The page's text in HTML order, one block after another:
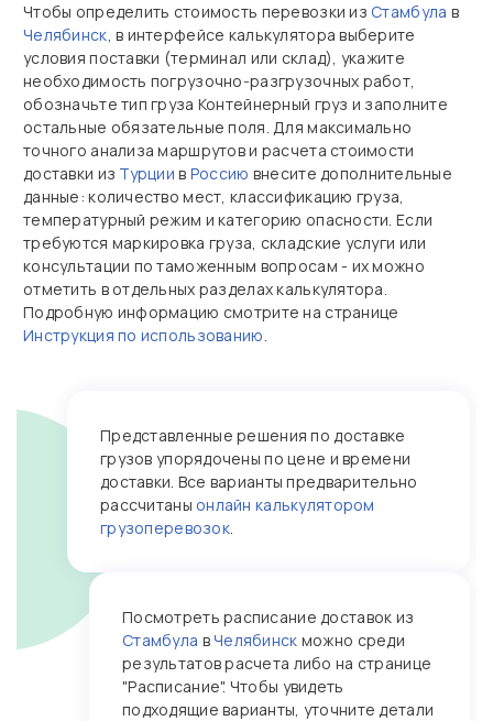
Чтобы определить стоимость перевозки из Стамбула в
Челябинск, в интерфейсе калькулятора выберите
условия поставки (терминал или склад), укажите
необходимость погрузочно‑разгрузочных работ,
обозначьте тип груза Контейнерный груз и заполните
остальные обязательные поля. Для максимально
точного анализа маршрутов и расчета стоимости
доставки из Турции в Россию внесите дополнительные
данные: количество мест, классификацию груза,
температурный режим и категорию опасности. Если
требуются маркировка груза, складские услуги или
консультации по таможенным вопросам - их можно
отметить в отдельных разделах калькулятора.
Подробную информацию смотрите на странице
Инструкция по использованию.
Представленные решения по доставке
грузов упорядочены по цене и времени
доставки. Все варианты предварительно
рассчитаны онлайн калькулятором
грузоперевозок.
Посмотреть расписание доставок из
Стамбула вЧелябинск можно среди
результатов расчета либо на странице
"Расписание". Чтобы увидеть
подходящие варианты, уточните детали